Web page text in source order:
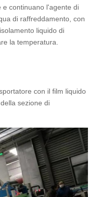
e continuano l'agente di
di raffreddamento, con
liquido di
la temperatura.
con il film liquido
sezione di